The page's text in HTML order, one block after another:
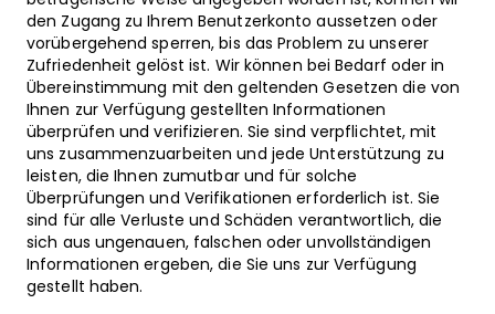
den Zugang zu Ihrem Benutzerkonto aussetzen oder
vorübergehend sperren, bis das Problem zu unserer
Zufriedenheit gelöst ist. Wir können bei Bedarf oder in
Übereinstimmung mit den geltenden Gesetzen die von
Ihnen zur Verfügung gestellten Informationen
überprüfen und verifizieren. Sie sind verpflichtet, mit
uns zusammenzuarbeiten und jede Unterstützung zu
leisten, die Ihnen zumutbar und für solche
Überprüfungen und Verifikationen erforderlich ist. Sie
sind für alle Verluste und Schäden verantwortlich, die
sich aus ungenauen, falschen oder unvollständigen
Informationen ergeben, die Sie uns zur Verfügung
gestellt haben.